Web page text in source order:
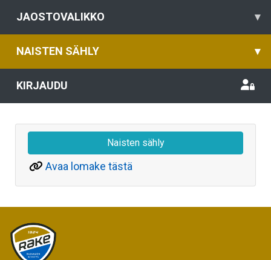
JAOSTOVALIKKO ▾
NAISTEN SÄHLY ▾
KIRJAUDU
Naisten sähly
Avaa lomake tästä